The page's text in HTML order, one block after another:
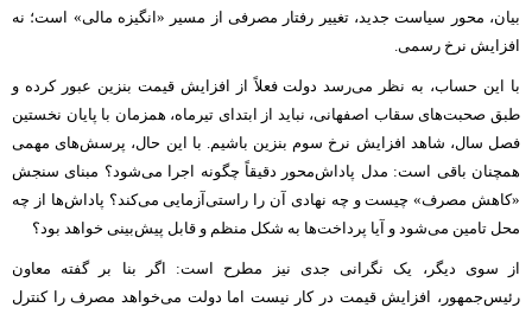
بیان، محور سیاست جدید، تغییر رفتار مصرفی از مسیر «انگیزه مالی» است؛ نه
افزایش نرخ رسمی.
با این حساب، به نظر می‌رسد دولت فعلاً از افزایش قیمت بنزین عبور کرده و
طبق صحبت‌های سقاب اصفهانی، نباید از ابتدای تیرماه، همزمان با پایان نخستین
فصل سال، شاهد افزایش نرخ سوم بنزین باشیم. با این حال، پرسش‌های مهمی
همچنان باقی است: مدل پاداش‌محور دقیقاً چگونه اجرا می‌شود؟ مبنای سنجش
«کاهش مصرف» چیست و چه نهادی آن را راستی‌آزمایی می‌کند؟ پاداش‌ها از چه
محل تامین می‌شود و آیا پرداخت‌ها به شکل منظم و قابل پیش‌بینی خواهد بود؟
از سوی دیگر، یک نگرانی جدی نیز مطرح است: اگر بنا بر گفته معاون
رئیس‌جمهور، افزایش قیمت در کار نیست اما دولت می‌خواهد مصرف را کنترل